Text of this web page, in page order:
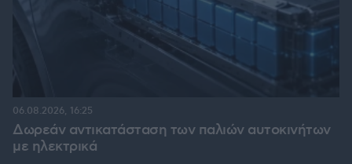
Δωρεάν αντικατάσταση των παλιών αυτοκινήτων
με ηλεκτρικά
06.08.2026, 16:25